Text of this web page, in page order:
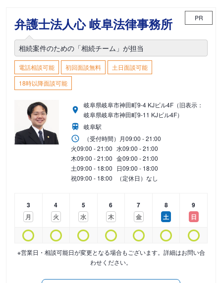
弁護士法人心 岐阜法律事務所 PR
相続案件のための「相続チーム」が担当
電話相談可能 初回面談無料
土日面談可能
18時以降面談可能
岐阜県岐阜市神田町9-4 KJビル4F（旧表示：
岐阜県岐阜市神田町9-11 KJビル4F）
岐阜駅
（受付時間） 月09:00 - 21:00
火09:00 - 21:00 水09:00 - 21:00
木09:00 - 21:00 金09:00 - 21:00
土09:00 - 18:00 日09:00 - 18:00
祝09:00 - 18:00 （定休日）なし
3
月
4
火
5
水
6
木
7
金
8
土
9
日
※営業日・相談可能日が変更となる場合もございます。詳細はお問い合
わせください。